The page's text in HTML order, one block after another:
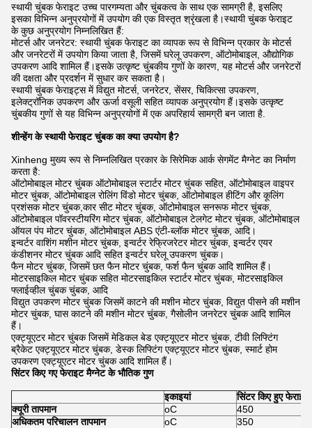
स्थायी चुंबक फेराइट उच्च पारगम्यता और चुंबकत्व के साथ एक सामग्री है, इसलिए
इसका विभिन्न अनुप्रयोगों में उपयोग की एक विस्तृत श्रृंखला है।स्थायी चुंबक फेराइट
के कुछ अनुप्रयोग निम्नलिखित हैं:
मोटर्स और जनरेटर: स्थायी चुंबक फेराइट का व्यापक रूप से विभिन्न प्रकार के मोटर्स
और जनरेटरों में उपयोग किया जाता है, जिसमें घरेलू उपकरण, ऑटोमोबाइल, औद्योगिक
उपकरण आदि शामिल हैं।इसके उत्कृष्ट चुंबकीय गुणों के कारण, यह मोटर्स और जनरेटरों
की दक्षता और प्रदर्शन में सुधार कर सकता है।
स्थायी चुंबक फेराइट्स में विद्युत मोटर्स, जनरेटर, सेंसर, चिकित्सा उपकरण,
इलेक्ट्रॉनिक उपकरण और ऊर्जा वसूली सहित व्यापक अनुप्रयोग हैं।इसके उत्कृष्ट
चुंबकीय गुणों से यह विभिन्न अनुप्रयोगों में एक अपरिहार्य सामग्री बन जाता है.
शीन्हेंग के स्थायी फेराइट चुंबक का क्या उपयोग है?
Xinheng मुख्य रूप से निम्नलिखित प्रकार के सिरेमिक आर्क सेगमेंट मैग्नेट का निर्माण
करता है:
ऑटोमोबाइल मोटर चुंबक ऑटोमोबाइल स्टार्टर मोटर चुंबक सहित, ऑटोमोबाइल वाइपर
मोटर चुंबक, ऑटोमोबाइल रोलिंग विंडो मोटर चुंबक, ऑटोमोबाइल हीटिंग और कूलिंग
प्रशंसक मोटर चुंबक,कार सीट मोटर चुंबक, ऑटोमोबाइल सनरूफ मोटर चुंबक,
ऑटोमोबाइल पॉवरस्टीयरिंग मोटर चुंबक, ऑटोमोबाइल टेलगेट मोटर चुंबक, ऑटोमोबाइल
ऑयल पंप मोटर चुंबक, ऑटोमोबाइल ABS एंटी-ब्लॉक मोटर चुंबक, आदि।
इन्वर्टर वाशिंग मशीन मोटर चुंबक, इन्वर्टर रेफ्रिजरेटर मोटर चुंबक, इन्वर्टर एयर
कंडीशनर मोटर चुंबक आदि सहित इन्वर्टर घरेलू उपकरण चुंबक।
फैन मोटर चुंबक, जिसमें छत फैन मोटर चुंबक, फर्श फैन चुंबक आदि शामिल हैं।
मोटरसाइकिल मोटर चुंबक सहित मोटरसाइकिल स्टार्टर मोटर चुंबक, मोटरसाइकिल
फ्लाईव्हील चुंबक चुंबक, आदि
विद्युत उपकरण मोटर चुंबक जिसमें काटने की मशीन मोटर चुंबक, विद्युत पीसने की मशीन
मोटर चुंबक, घास काटने की मशीन मोटर चुंबक, गैसोलीन जनरेटर चुंबक आदि शामिल
हैं।
एक्ट्यूएटर मोटर चुंबक जिसमें मेडिकल बेड एक्ट्यूएटर मोटर चुंबक, टीवी लिफ्टिंग
ब्रैकेट एक्ट्यूएटर मोटर चुंबक, डेस्क लिफ्टिंग एक्ट्यूएटर मोटर चुंबक, स्मार्ट होम
उपकरण एक्ट्यूएटर मोटर चुंबक आदि शामिल हैं।
सिंटर किए गए फेराइट मैग्नेट के भौतिक गुण
इकाइयां
सिंटर किए हुए फेराइट
क्यूरी तापमान
oC
450
अधिकतम परिचालन तापमान
oC 350